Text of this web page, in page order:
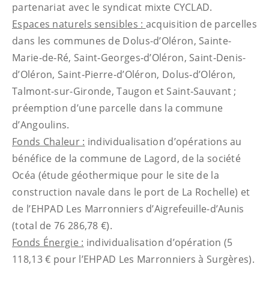
partenariat avec le syndicat mixte CYCLAD.
Espaces naturels sensibles : acquisition de parcelles
dans les communes de Dolus-d’Oléron, Sainte-
Marie‑de‑Ré, Saint‑Georges‑d’Oléron, Saint‑Denis-
d’Oléron, Saint‑Pierre‑d’Oléron, Dolus‑d’Oléron,
Talmont-sur-Gironde, Taugon et Saint‑Sauvant ;
préemption d’une parcelle dans la commune
d’Angoulins.
Fonds Chaleur : individualisation d’opérations au
bénéfice de la commune de Lagord, de la société
Océa (étude géothermique pour le site de la
construction navale dans le port de La Rochelle) et
de l’EHPAD Les Marronniers d’Aigrefeuille-d’Aunis
(total de 76 286,78 €).
Fonds Énergie : individualisation d’opération (5
118,13 € pour l’EHPAD Les Marronniers à Surgères).